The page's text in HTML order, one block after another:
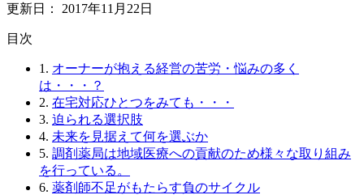
更新日： 2017年11月22日
⽬次
1. オーナーが抱える経営の苦労・悩みの多く
は・・・？
2. 在宅対応ひとつをみても・・・
3. 迫られる選択肢
4. 未来を見据えて何を選ぶか
5. 調剤薬局は地域医療への貢献のため様々な取り組み
を行っている。
6. 薬剤師不足がもたらす負のサイクル